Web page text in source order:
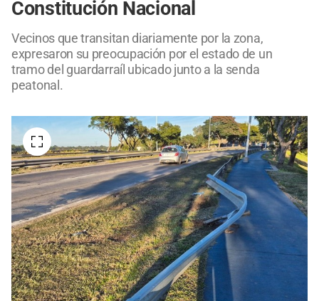
Constitución Nacional
Vecinos que transitan diariamente por la zona,
expresaron su preocupación por el estado de un
tramo del guardarraíl ubicado junto a la senda
peatonal.